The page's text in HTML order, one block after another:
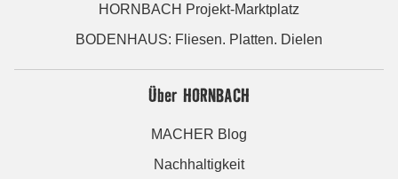
HORNBACH Projekt-Marktplatz
BODENHAUS: Fliesen. Platten. Dielen
Über HORNBACH
MACHER Blog
Nachhaltigkeit